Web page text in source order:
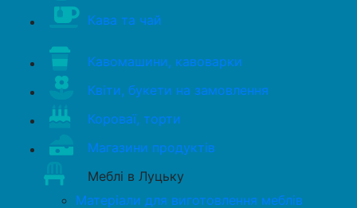
Кава та чай
Кавомашини, кавоварки
Квіти, букети на замовлення
Короваї, торти
Магазини продуктів
Меблі в Луцьку
Матеріали для виготовлення меблів